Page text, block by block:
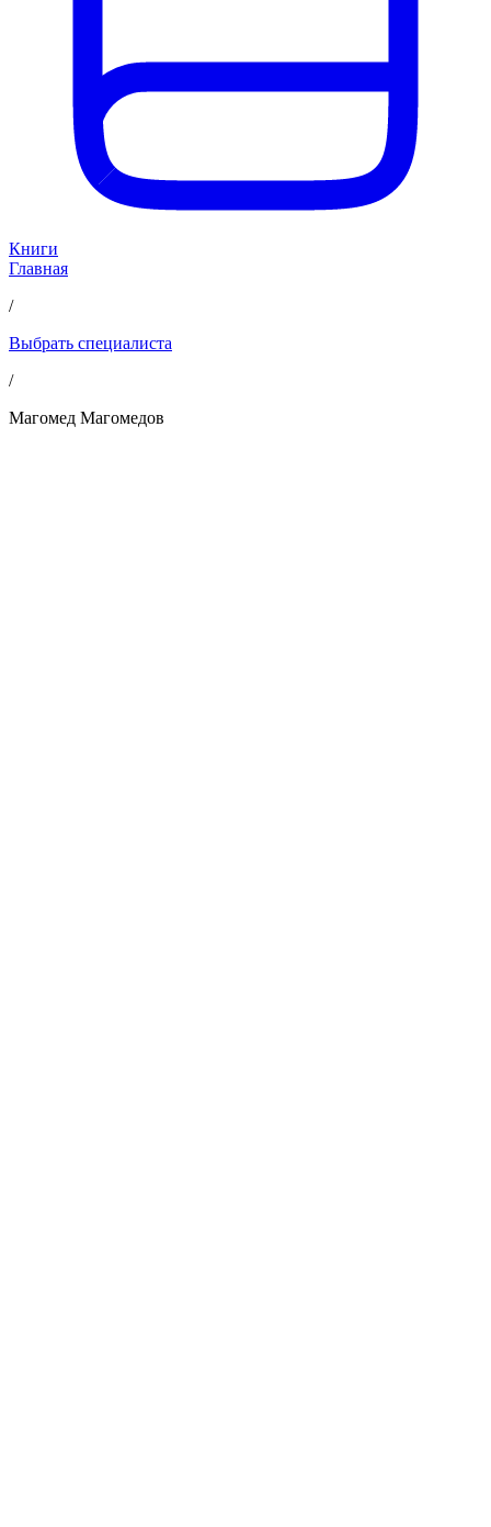
Книги
Главная
/
Выбрать специалиста
/
Магомед Магомедов